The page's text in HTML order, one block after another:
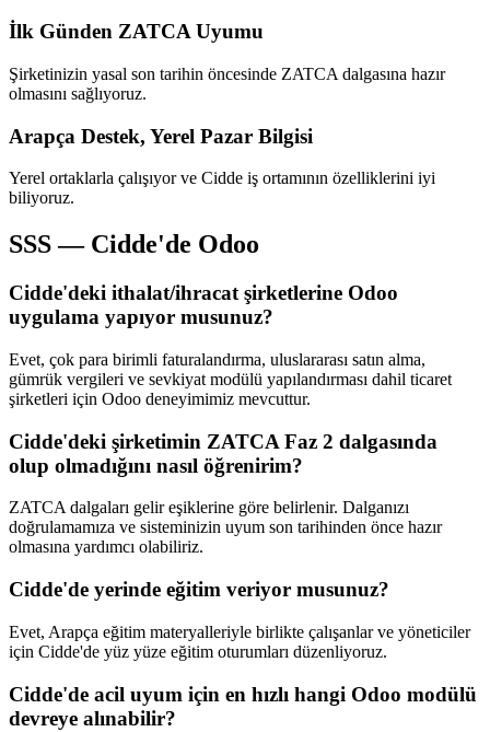
İlk Günden ZATCA Uyumu
Şirketinizin yasal son tarihin öncesinde ZATCA dalgasına hazır
olmasını sağlıyoruz.
Arapça Destek, Yerel Pazar Bilgisi
Yerel ortaklarla çalışıyor ve Cidde iş ortamının özelliklerini iyi
biliyoruz.
SSS — Cidde'de Odoo
Cidde'deki ithalat/ihracat şirketlerine Odoo
uygulama yapıyor musunuz?
Evet, çok para birimli faturalandırma, uluslararası satın alma,
gümrük vergileri ve sevkiyat modülü yapılandırması dahil ticaret
şirketleri için Odoo deneyimimiz mevcuttur.
Cidde'deki şirketimin ZATCA Faz 2 dalgasında
olup olmadığını nasıl öğrenirim?
ZATCA dalgaları gelir eşiklerine göre belirlenir. Dalganızı
doğrulamamıza ve sisteminizin uyum son tarihinden önce hazır
olmasına yardımcı olabiliriz.
Cidde'de yerinde eğitim veriyor musunuz?
Evet, Arapça eğitim materyalleriyle birlikte çalışanlar ve yöneticiler
için Cidde'de yüz yüze eğitim oturumları düzenliyoruz.
Cidde'de acil uyum için en hızlı hangi Odoo modülü
devreye alınabilir?